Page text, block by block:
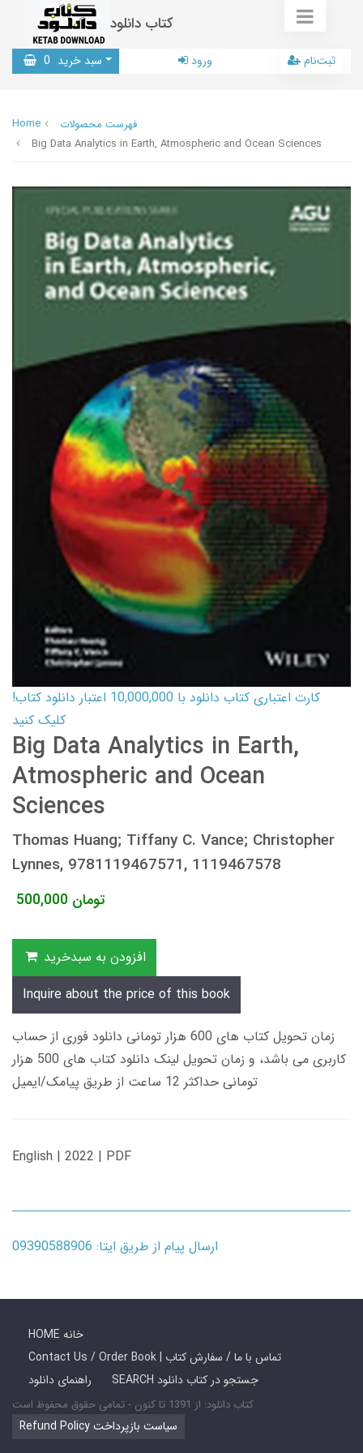
کتاب دانلود
سبد خرید 0 ورود ثبت‌نام
Home
فهرست محصولات
Big Data Analytics in Earth, Atmospheric and Ocean Sciences
کارت اعتباری کتاب دانلود با 10,000,000 اعتبار دانلود کتاب!
کلیک کنید
Big Data Analytics in Earth,
Atmospheric and Ocean
Sciences
Thomas Huang; Tiffany C. Vance; Christopher
Lynnes, 9781119467571, 1119467578
500,000 تومان
افزودن به سبدخرید
Inquire about the price of this book
زمان تحویل کتاب های 600 هزار تومانی دانلود فوری از حساب
کاربری می باشد، و زمان تحویل لینک دانلود کتاب های 500 هزار
تومانی حداکثر 12 ساعت از طریق پیامک/ایمیل
English | 2022 | PDF
ارسال پیام از طریق ایتا: 09390588906
HOME خانه
Contact Us / Order Book | تماس با ما / سفارش کتاب
راهنمای دانلود
SEARCH جستجو در کتاب دانلود
کتاب دانلود: از 1391 تا کنون - تمامی حقوق محفوظ است
Refund Policy سیاست بازپرداخت